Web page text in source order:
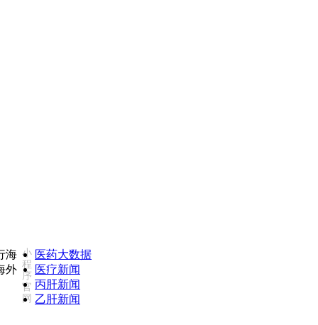
小
程
序
官
网
医药大数据
医疗新闻
丙肝新闻
乙肝新闻